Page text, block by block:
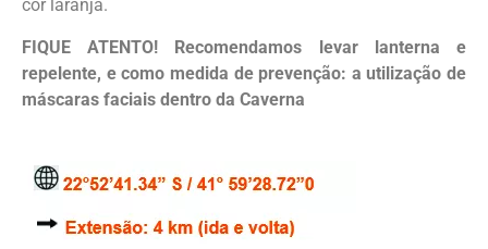
cor laranja.
FIQUE ATENTO! Recomendamos levar lanterna e
repelente, e como medida de prevenção: a utilização de
máscaras faciais dentro da Caverna